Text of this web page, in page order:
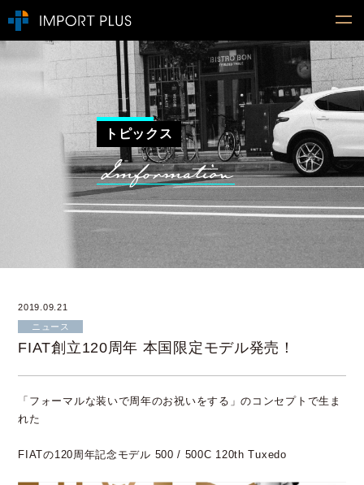
トピックス
2019.09.21
ニュース
FIAT創立120周年 本国限定モデル発売！
「フォーマルな装いで周年のお祝いをする」のコンセプトで生ま
れた
FIATの120周年記念モデル 500 / 500C 120th Tuxedo